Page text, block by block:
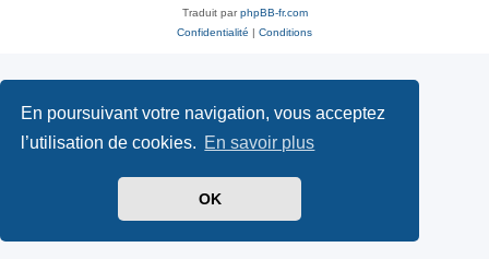
En poursuivant votre navigation, vous acceptez
l’utilisation de cookies. En savoir plus
OK
Traduit parphpBB-fr.com
Confidentialité | Conditions